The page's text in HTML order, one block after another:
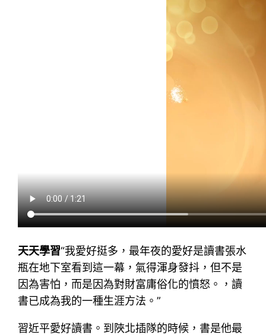
天天學習“我愛好挺多，最年夜的愛好是讀書張水
瓶在地下室看到這一幕，氣得渾身發抖，但不是
因為害怕，而是因為對財富庸俗化的憤怒。，讀
書已成為我的一種生涯方法。”
習近平愛好讀書。到陜北插隊的時候，書是他最